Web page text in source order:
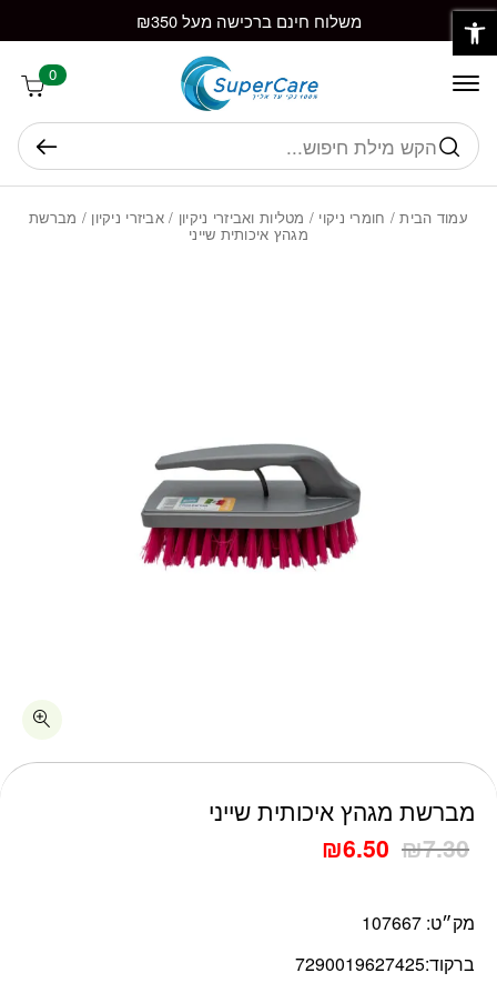
Skip to Content משלוח חינם ברכישה מעל ₪350
0
חיפוש
עמוד הבית/ חומרי ניקוי / מטליות ואביזרי ניקיון /אביזרי ניקיון / מברשת
מגהץ איכותית שייני
מברשת מגהץ איכותית שייני
₪7.30
₪6.50
מק״ט: 107667
ברקוד:7290019627425
כמות מברשת מגהץ איכותית שייני
בחזרה למעלה
פתח סרגל נגישות